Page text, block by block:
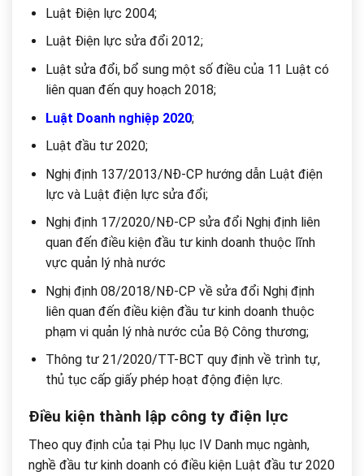
Luật Điện lực 2004;
Luật Điện lực sửa đổi 2012;
Luật sửa đổi, bổ sung một số điều của 11 Luật có
liên quan đến quy hoạch 2018;
Luật Doanh nghiệp 2020;
Luật đầu tư 2020;
Nghị định 137/2013/NĐ-CP hướng dẫn Luật điện
lực và Luật điện lực sửa đổi;
Nghị định 17/2020/NĐ-CP sửa đổi Nghị định liên
quan đến điều kiện đầu tư kinh doanh thuộc lĩnh
vực quản lý nhà nước
Nghị định 08/2018/NĐ-CP về sửa đổi Nghị định
liên quan đến điều kiện đầu tư kinh doanh thuộc
phạm vi quản lý nhà nước của Bộ Công thương;
Thông tư 21/2020/TT-BCT quy định về trình tự,
thủ tục cấp giấy phép hoạt động điện lực.
Điều kiện thành lập công ty điện lực
Theo quy định của tại Phụ lục IV Danh mục ngành,
nghề đầu tư kinh doanh có điều kiện Luật đầu tư 2020